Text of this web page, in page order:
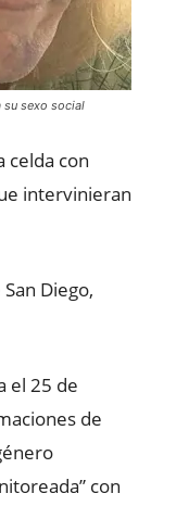
su sexo social
celda con
intervinieran
Diego,
el 25 de
de
con